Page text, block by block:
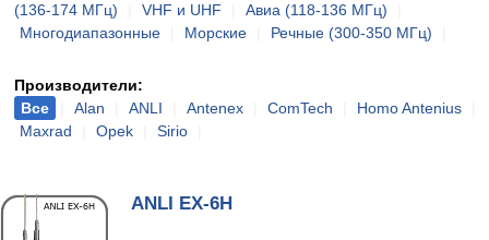
(136-174 МГц)
VHF и UHF Авиа (118-136 МГц)
Многодиапазонные
Морские Речные (300-350 МГц)
Производители:
Все
Alan ANLI Antenex ComTech Homo Antenius
Maxrad
Opek Sirio
ANLI EX-6H